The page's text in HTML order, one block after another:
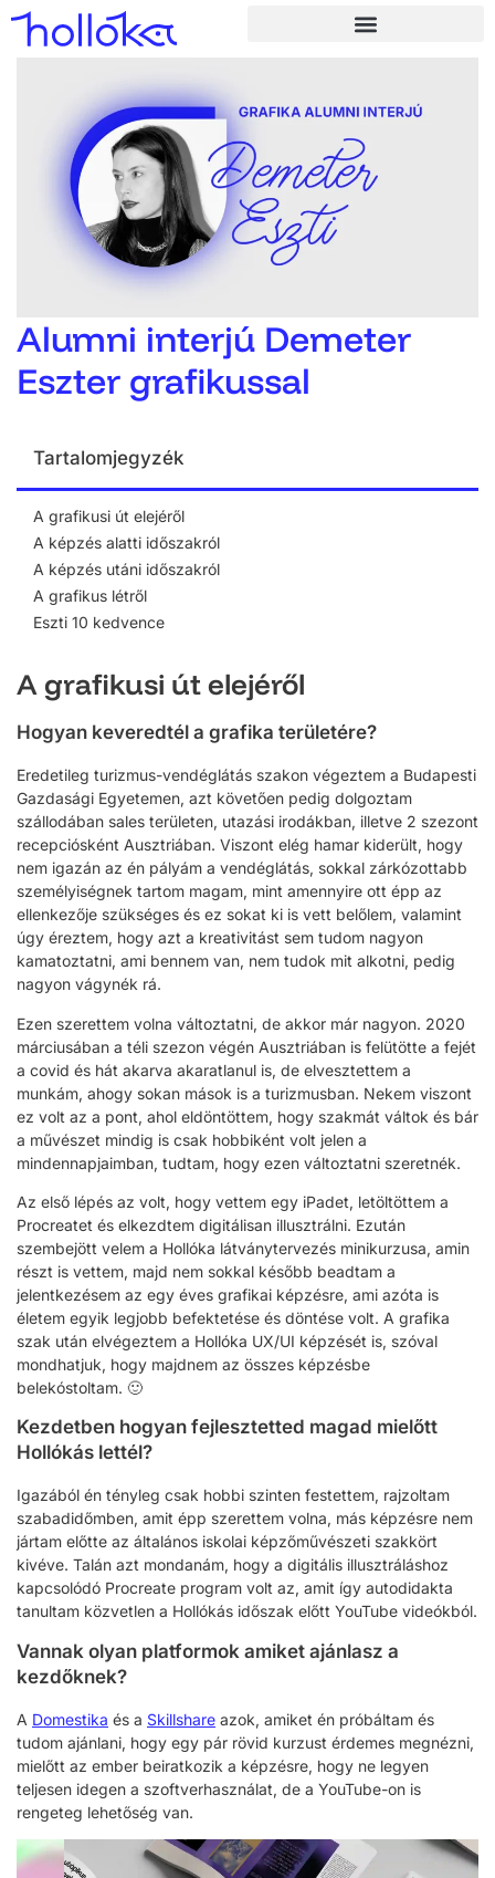
Alumni interjú Demeter
Eszter grafikussal
Tartalomjegyzék
A grafikusi út elejéről
A képzés alatti időszakról
A képzés utáni időszakról
A grafikus létről
Eszti 10 kedvence
A grafikusi út elejéről
Hogyan keveredtél a grafika területére?
Eredetileg turizmus-vendéglátás szakon végeztem a Budapesti
Gazdasági Egyetemen, azt követően pedig dolgoztam
szállodában sales területen, utazási irodákban, illetve 2 szezont
recepciósként Ausztriában. Viszont elég hamar kiderült, hogy
nem igazán az én pályám a vendéglátás, sokkal zárkózottabb
személyiségnek tartom magam, mint amennyire ott épp az
ellenkezője szükséges és ez sokat ki is vett belőlem, valamint
úgy éreztem, hogy azt a kreativitást sem tudom nagyon
kamatoztatni, ami bennem van, nem tudok mit alkotni, pedig
nagyon vágynék rá.
Ezen szerettem volna változtatni, de akkor már nagyon. 2020
márciusában a téli szezon végén Ausztriában is felütötte a fejét
a covid és hát akarva akaratlanul is, de elvesztettem a
munkám, ahogy sokan mások is a turizmusban. Nekem viszont
ez volt az a pont, ahol eldöntöttem, hogy szakmát váltok és bár
a művészet mindig is csak hobbiként volt jelen a
mindennapjaimban, tudtam, hogy ezen változtatni szeretnék.
Az első lépés az volt, hogy vettem egy iPadet, letöltöttem a
Procreatet és elkezdtem digitálisan illusztrálni. Ezután
szembejött velem a Hollóka látványtervezés minikurzusa, amin
részt is vettem, majd nem sokkal később beadtam a
jelentkezésem az egy éves grafikai képzésre, ami azóta is
életem egyik legjobb befektetése és döntése volt. A grafika
szak után elvégeztem a Hollóka UX/UI képzését is, szóval
mondhatjuk, hogy majdnem az összes képzésbe
belekóstoltam. 🙂
Kezdetben hogyan fejlesztetted magad mielőtt
Hollókás lettél?
Igazából én tényleg csak hobbi szinten festettem, rajzoltam
szabadidőmben, amit épp szerettem volna, más képzésre nem
jártam előtte az általános iskolai képzőművészeti szakkört
kivéve. Talán azt mondanám, hogy a digitális illusztráláshoz
kapcsolódó Procreate program volt az, amit így autodidakta
tanultam közvetlen a Hollókás időszak előtt YouTube videókból.
Vannak olyan platformok amiket ajánlasz a
kezdőknek?
A Domestika és a Skillshare azok, amiket én próbáltam és
tudom ajánlani, hogy egy pár rövid kurzust érdemes megnézni,
mielőtt az ember beiratkozik a képzésre, hogy ne legyen
teljesen idegen a szoftverhasználat, de a YouTube-on is
rengeteg lehetőség van.